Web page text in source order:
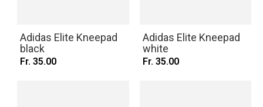
Adidas Elite Kneepad
black
Fr. 35.00
Adidas Elite Kneepad
white
Fr. 35.00